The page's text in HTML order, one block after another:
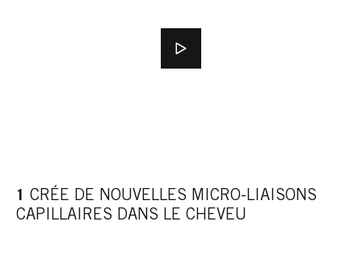
1 CRÉE DE NOUVELLES MICRO-LIAISONS
CAPILLAIRES DANS LE CHEVEU